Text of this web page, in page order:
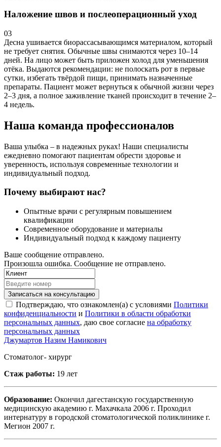
Наложение швов и послеоперационный уход
03
Десна ушивается биорассасывающимся материалом, который
не требует снятия. Обычные швы снимаются через 10–14
дней. На лицо может быть приложен холод для уменьшения
отёка. Выдаются рекомендации: не полоскать рот в первые
сутки, избегать твёрдой пищи, принимать назначенные
препараты. Пациент может вернуться к обычной жизни через
2–3 дня, а полное заживление тканей происходит в течение 2–
4 недель.
Наша команда профессионалов
Ваша улыбка – в надежных руках! Наши специалисты
ежедневно помогают пациентам обрести здоровье и
уверенность, используя современные технологии и
индивидуальный подход.
Почему выбирают нас?
Опытные врачи с регулярным повышением
квалификации
Современное оборудование и материалы
Индивидуальный подход к каждому пациенту
Ваше сообщение отправлено.
Произошла ошибка. Сообщение не отправлено.
Записаться на консультацию
Подтверждаю, что ознакомлен(а) с условиями Политики
конфиденциальности и Политики в области обработки
персональных данных, даю свое согласие на обработку
персональных данных
Джумартов Назим Намикович
Стоматолог- хирург
Стаж работы: 19 лет
Образование: Окончил дагестанскую государственную
медицинскую академию г. Махачкала 2006 г. Проходил
интернатуру в городской стоматологической поликлинике г.
Мегион 2007 г.